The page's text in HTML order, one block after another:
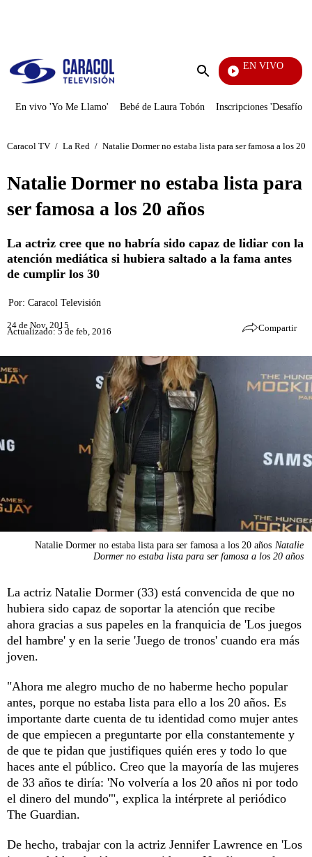
Enviar
EN VIVO
Noticias Caracol
En vivo 'Yo Me Llamo' Bebé de Laura Tobón Inscripciones 'Desafío'
Caracol TV / La Red / Natalie Dormer no estaba lista para ser famosa a los 20
Natalie Dormer no estaba lista para
ser famosa a los 20 años
La actriz cree que no habría sido capaz de lidiar con la
atención mediática si hubiera saltado a la fama antes
de cumplir los 30
Por: Caracol Televisión
24 de Nov, 2015
Actualizado: 5 de feb, 2016 Compartir
Natalie Dormer no estaba lista para ser famosa a los 20 años Natalie
Dormer no estaba lista para ser famosa a los 20 años
La actriz Natalie Dormer (33) está convencida de que no
hubiera sido capaz de soportar la atención que recibe
ahora gracias a sus papeles en la franquicia de 'Los juegos
del hambre' y en la serie 'Juego de tronos' cuando era más
joven.
"Ahora me alegro mucho de no haberme hecho popular
antes, porque no estaba lista para ello a los 20 años. Es
importante darte cuenta de tu identidad como mujer antes
de que empiecen a preguntarte por ella constantemente y
de que te pidan que justifiques quién eres y todo lo que
haces ante el público. Creo que la mayoría de las mujeres
de 33 años te diría: 'No volvería a los 20 años ni por todo
el dinero del mundo'", explica la intérprete al periódico
The Guardian.
De hecho, trabajar con la actriz Jennifer Lawrence en 'Los